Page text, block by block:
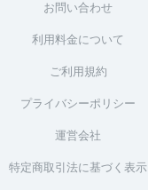
お問い合わせ
利用料金について
ご利用規約
プライバシーポリシー
運営会社
特定商取引法に基づく表示